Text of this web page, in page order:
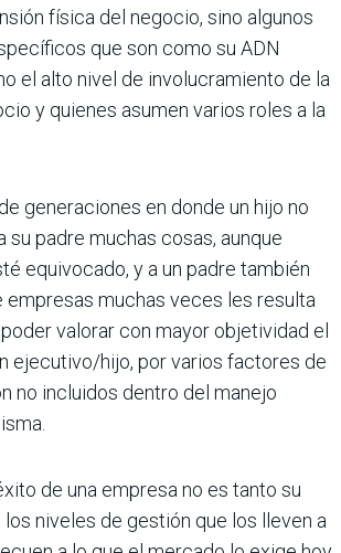
física del negocio, sino algunos
que son como su ADN
el alto nivel de involucramiento de la
y quienes asumen varios roles a la
generaciones en donde un hijo no
su padre muchas cosas, aunque
equivocado, y a un padre también
empresas muchas veces les resulta
valorar con mayor objetividad el
ejecutivo/hijo, por varios factores de
no incluidos dentro del manejo
de una empresa no es tanto su
los niveles de gestión que los lleven a